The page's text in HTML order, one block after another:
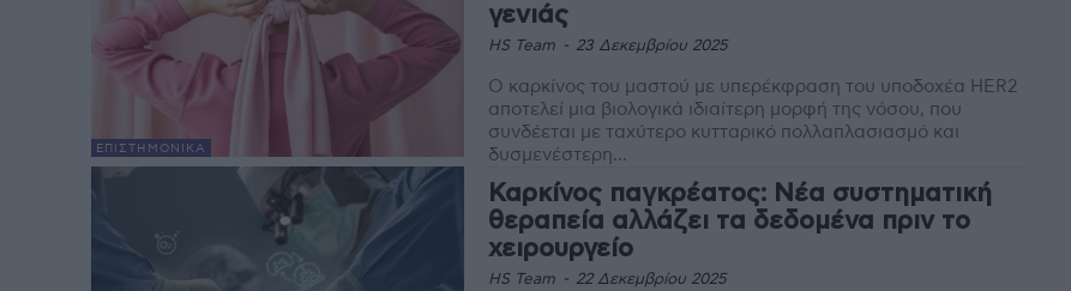
EΠΙΣΤΗΜΟΝΙΚΆ
γενιάς
HS Team - 23 Δεκεμβρίου 2025
Ο καρκίνος του μαστού με υπερέκφραση του υποδοχέα HER2
αποτελεί μια βιολογικά ιδιαίτερη μορφή της νόσου, που
συνδέεται με ταχύτερο κυτταρικό πολλαπλασιασμό και
δυσμενέστερη...
Καρκίνος παγκρέατος: Νέα συστηματική
θεραπεία αλλάζει τα δεδομένα πριν το
χειρουργείο
HS Team - 22 Δεκεμβρίου 2025